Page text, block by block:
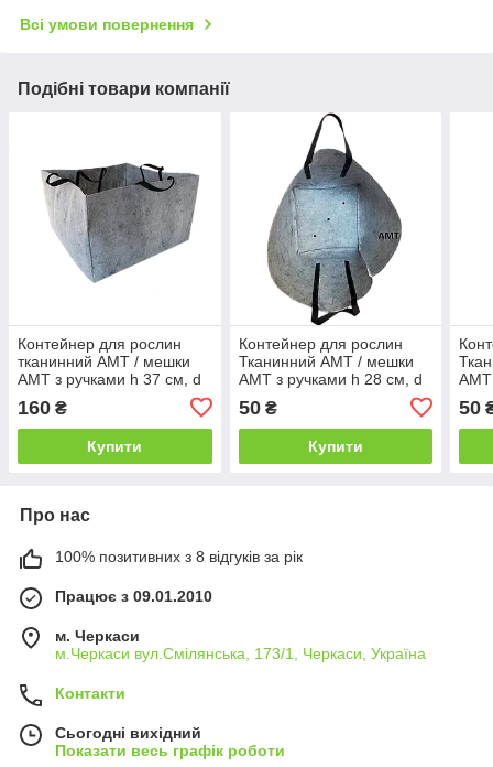
Всі умови повернення
Подібні товари компанії
Контейнер для рослин
тканинний АМТ / мешки
АМТ з ручками h 37 см, d
160 ₴
Купити
Контейнер для рослин
Тканинний АМТ / мешки
АМТ з ручками h 28 см, d
50₴
Купити
АМТ
50
Про нас
100% позитивних з 8 відгуків за рік
Працює з 09.01.2010
м. Черкаси
м.Черкаси вул.Смілянська, 173/1, Черкаси, Україна
Контакти
Сьогодні вихідний
Показати весь графік роботи